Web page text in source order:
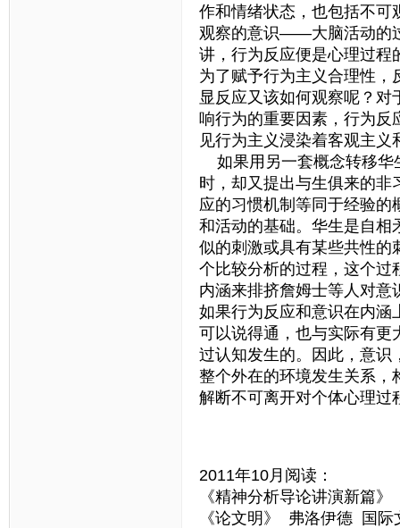
作和情绪状态，也包括不
观察的意识——大脑活动的
讲，行为反应便是心理过程
为了赋予行为主义合理性，
显反应又该如何观察呢？
响行为的重要因素，行为反
见行为主义浸染着客观主义
如果用另一套概念转移华
时，却又提出与生俱来的非
应的习惯机制等同于经验的
和活动的基础。华生是自相
似的刺激或具有某些共性的
个比较分析的过程，这个过
内涵来排挤詹姆士等人对意
如果行为反应和意识在内涵
可以说得通，也与实际有更
过认知发生的。因此，意识
整个外在的环境发生关系，
解断不可离开对个体心理过
2011年10月阅读：
《精神分析导论讲演新篇
《论文明》 弗洛伊德 国际